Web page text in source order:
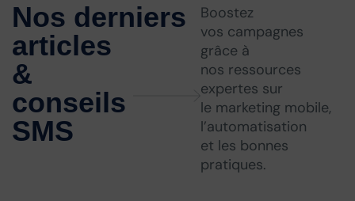
Nos derniers
articles
&
conseils
SMS
Boostez
vos campagnes
grâce à
nos ressources
expertes sur
le marketing mobile,
l’automatisation
et les bonnes
pratiques.